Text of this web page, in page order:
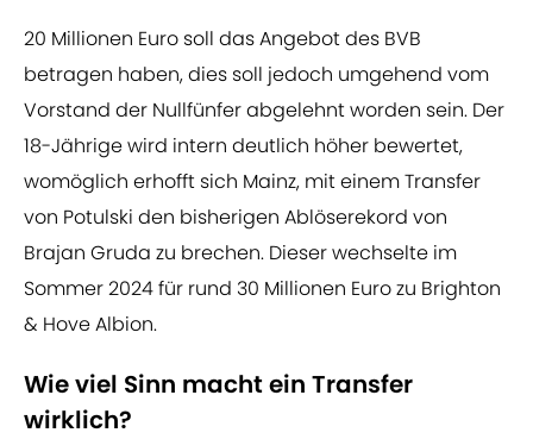
20 Millionen Euro soll das Angebot des BVB
betragen haben, dies soll jedoch umgehend vom
Vorstand der Nullfünfer abgelehnt worden sein. Der
18-Jährige wird intern deutlich höher bewertet,
womöglich erhofft sich Mainz, mit einem Transfer
von Potulski den bisherigen Ablöserekord von
Brajan Gruda zu brechen. Dieser wechselte im
Sommer 2024 für rund 30 Millionen Euro zu Brighton
& Hove Albion.
Wie viel Sinn macht ein Transfer
wirklich?